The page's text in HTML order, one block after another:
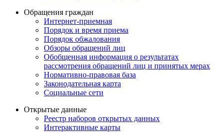
Обращения граждан
Интернет-приемная
Порядок и время приема
Порядок обжалования
Обзоры обращений лиц
Обобщенная информация о результатах
рассмотрения обращений лиц и принятых мерах
Нормативно-правовая база
Законодательная карта
Социальные сети
Открытые данные
Реестр наборов открытых данных
Интерактивные карты